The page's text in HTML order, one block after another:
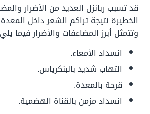
قد تسبب ربانزل العديد من الأضرار
الخطيرة نتيجة تراكم الشعر داخل
وتتمثل أبرز المضاعفات والأضرار فيما
انسداد الأمعاء.
التهاب شديد بالبنكرياس.
قرحة بالمعدة.
انسداد مزمن بالقناة الهضمية.